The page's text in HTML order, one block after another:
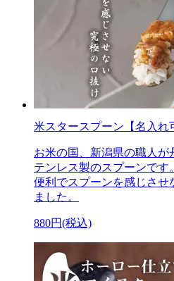
米スタースプーン【名入れ
お米の国、新潟県の職人が
テンレス製のスプーンです
便利でスプーンを感じさせ
ました。
880円(税込)